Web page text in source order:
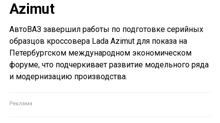
Azimut
АвтоВАЗ завершил работы по подготовке серийных
образцов кроссовера Lada Azimut для показа на
Петербургском международном экономическом
форуме, что подчеркивает развитие модельного ряда
и модернизацию производства.